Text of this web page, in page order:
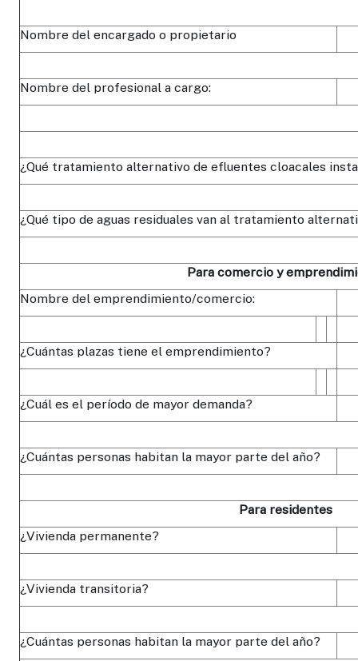
Nombre del encargado o propietario
Nombre del profesional a cargo:
¿Qué tratamiento alternativo de efluentes cloacales
¿Qué tipo de aguas residuales van al tratamiento
Para comercio y
Nombre del emprendimiento/comercio:
¿Cuántas plazas tiene el emprendimiento?
¿Cuál es el período de mayor demanda?
¿Cuántas personas habitan la mayor parte del año?
Para residentes
¿Vivienda permanente?
¿Vivienda transitoria?
¿Cuántas personas habitan la mayor parte del año?